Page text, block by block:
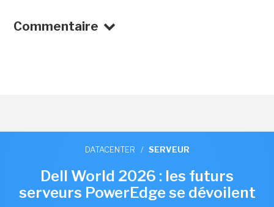
Commentaire
DATACENTER / SERVEUR
Dell World 2026 : les futurs
serveurs PowerEdge se dévoilent